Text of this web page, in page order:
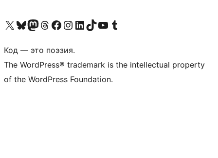
Посетите нас в X (ранее Twitter)
Посетите нашу учётную запись в Bluesky
Посетите нашу ленту в Mastodon
Посетите нашу учётную запись в Threads
Посетите нашу страницу на Facebook
Посетите наш Instagram
Посетите нашу страницу в LinkedIn
Посетите нашу учётную запись в TikTok
Посетите наш канал YouTube
Посетите нашу учётную запись в Tumblr
Код — это поэзия.
The WordPress® trademark is the intellectual property
of the WordPress Foundation.